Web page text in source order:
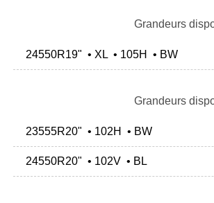
Grandeurs
24550R19" • XL • 105H • BW
Grandeurs
23555R20" • 102H • BW
24550R20" • 102V • BL